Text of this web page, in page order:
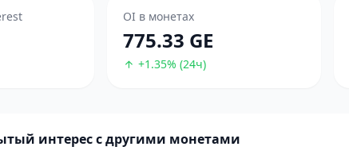
OI в монетах
775.33 GE
+1.35% (24ч)
интерес с другими монетами